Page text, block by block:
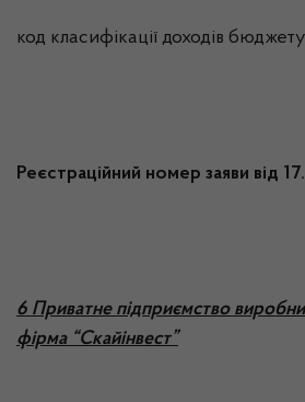
код класифікації доходів
Реєстраційний номер заяви від
6 Приватне підприємство
фірма “Скайінвест”